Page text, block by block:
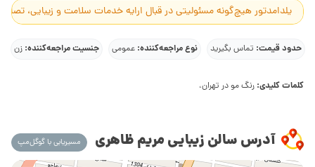
یلدامدتور هیچ‌گونه مسئولیتی در قبال ارایه خدمات سلامت و زیبایی،
حدود قیمت: تماس بگیرید نوع مراجعه‌کننده:عمومی جنسیت مراجعه‌کننده:زن
کلمات کلیدی: رنگ مو در تهران،
آدرس سالن زیبایی مریم ظاهری مسیریابی با گوگل‌مپ